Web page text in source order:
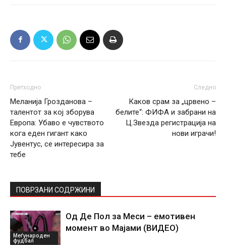
Претходно
Меланија Грозданова –
талентот за кој зборува
Европа: Убаво е чувството
кога еден гигант како
Јувентус, се интересира за
тебе
Следно
Каков срам за „црвено –
белите“: ФИФА и забрани на
Ц.Звезда регистрација на
нови играчи!
ПОВРЗАНИ СОДРЖИНИ
Меѓународен
фудбал
Од Де Пол за Меси – емотивен
момент во Мајами (ВИДЕО)